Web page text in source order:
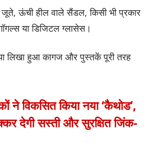
जूते, ऊंची हील वाले सैंडल, किसी भी प्रकार
या डिजिटल ग्लासेस।
लिखा हुआ कागज और पुस्तकें पूरी तरह
ने विकसित किया नया ‘कैथोड’,
देगी सस्ती और सुरक्षित जिंक-